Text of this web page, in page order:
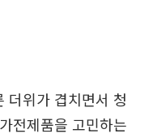
더위가 겹치면서 청
전제품을 고민하는